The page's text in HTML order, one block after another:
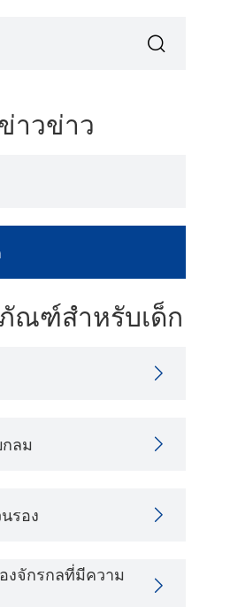

าวข่าว
ณฑ์สำหรับเด็ก

ลม 
รอง 
งจักรกลที่มีความ
